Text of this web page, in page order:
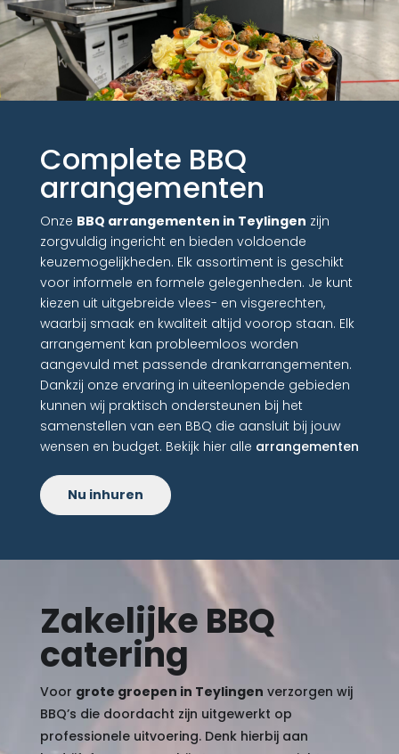
Complete BBQ
arrangementen
Onze BBQ arrangementen in Teylingen zijn
zorgvuldig ingericht en bieden voldoende
keuzemogelijkheden. Elk assortiment is geschikt
voor informele en formele gelegenheden. Je kunt
kiezen uit uitgebreide vlees- en visgerechten,
waarbij smaak en kwaliteit altijd voorop staan. Elk
arrangement kan probleemloos worden
aangevuld met passende drankarrangementen.
Dankzij onze ervaring in uiteenlopende gebieden
kunnen wij praktisch ondersteunen bij het
samenstellen van een BBQ die aansluit bij jouw
wensen en budget. Bekijk hier alle arrangementen
Nu inhuren
Zakelijke BBQ
catering
Voor grote groepen in Teylingen verzorgen wij
BBQ’s die doordacht zijn uitgewerkt op
professionele uitvoering. Denk hierbij aan